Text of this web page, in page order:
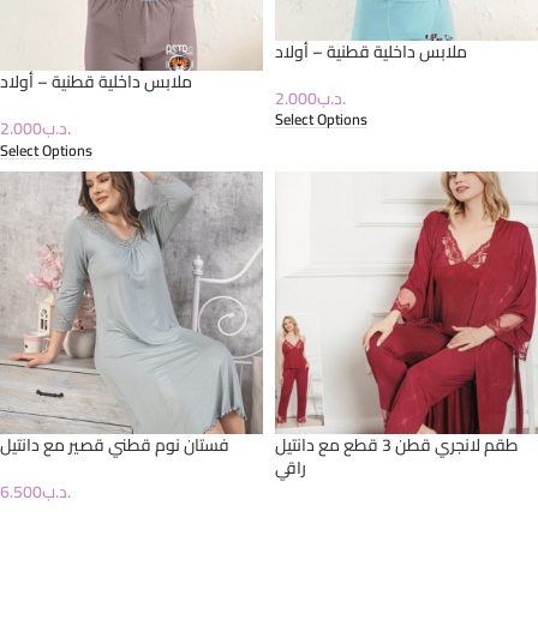
ملابس داخلية قطنية – أولاد
.د.ب2.000
Select Options
ملابس داخلية قطنية – أولاد
.د.ب2.000
Select Options
فستان نوم قطني قصير مع دانتيل
.د.ب6.500
طقم لانجري قطن 3 قطع مع دانتيل
راقي